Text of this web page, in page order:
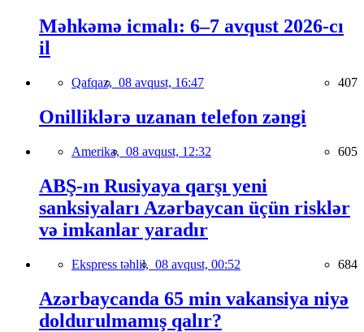
Məhkəmə icmalı: 6–7 avqust 2026-cı
il
Qafqaz, 08 avqust, 16:47 407
Onilliklərə uzanan telefon zəngi
Amerika, 08 avqust, 12:32 605
ABŞ-ın Rusiyaya qarşı yeni
sanksiyaları Azərbaycan üçün risklər
və imkanlar yaradır
Ekspress təhlil, 08 avqust, 00:52 684
Azərbaycanda 65 min vakansiya niyə
doldurulmamış qalır?